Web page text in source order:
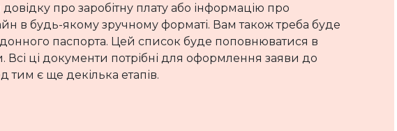
про заробітну плату або інформацію про
в будь-якому зручному форматі. Вам також треба буде
паспорта. Цей список буде поповнюватися в
Всі ці документи потрібні для оформлення заяви до
тим є ще декілька етапів.